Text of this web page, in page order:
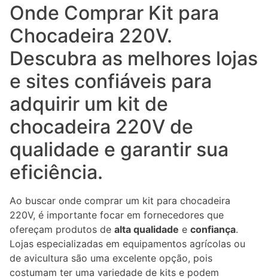
Onde Comprar Kit para
Chocadeira 220V.
Descubra as melhores lojas
e sites confiáveis para
adquirir um kit de
chocadeira 220V de
qualidade e garantir sua
eficiência.
Ao buscar onde comprar um kit para chocadeira
220V, é importante focar em fornecedores que
ofereçam produtos de alta qualidade e confiança.
Lojas especializadas em equipamentos agrícolas ou
de avicultura são uma excelente opção, pois
costumam ter uma variedade de kits e podem